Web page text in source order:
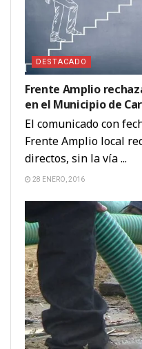
DESTACADO
Frente Amplio
en el Municipio de
El comunicado con
Frente Amplio local
directos, sin la vía ...
28 ENERO, 2016